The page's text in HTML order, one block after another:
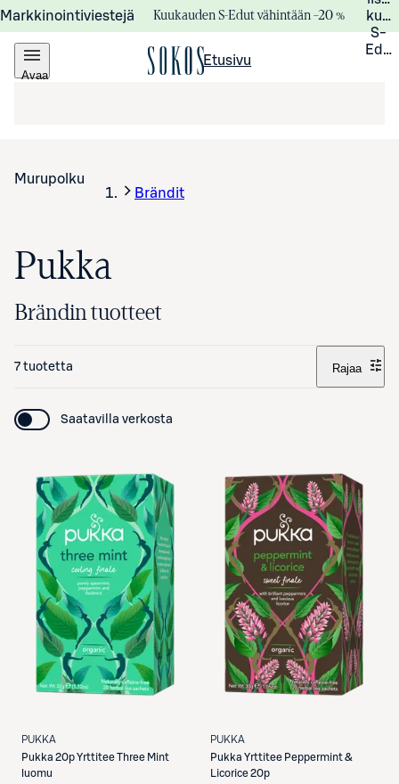
Markkinointiviestejä Kuukauden S-Edut vähintään –20 %
S-
Avaa
Etusivu
Murupolku
Brändit
Pukka
Brändin tuotteet
7 tuotetta Rajaa
Saatavilla verkosta
PUKKA
Pukka 20p Yrttitee Three Mint
luomu
PUKKA
Pukka Yrttitee Peppermint &
Licorice 20p